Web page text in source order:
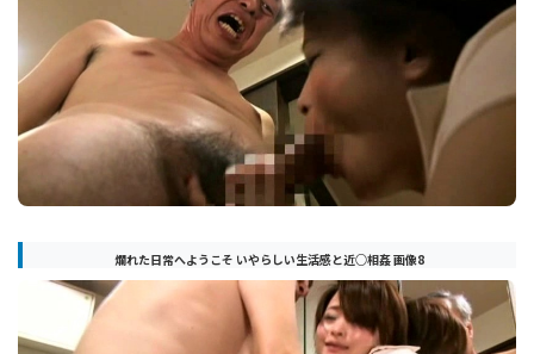
爛れた日常へようこそ いやらしい生活感と近○相姦 画像8